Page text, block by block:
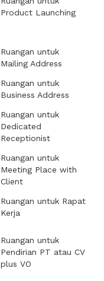
Product Launching
Ruangan untuk
Mailing Address
Ruangan untuk
Business Address
Ruangan untuk
Dedicated
Receptionist
Ruangan untuk
Meeting Place with
Client
Ruangan untuk Rapat
Kerja
Ruangan untuk
Pendirian PT atau CV
plus VO